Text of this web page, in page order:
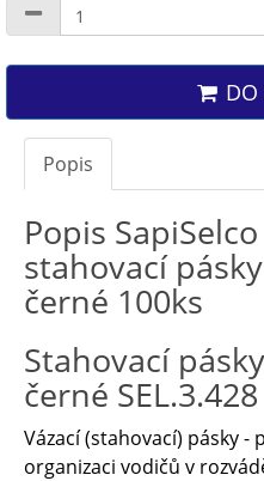
DO
Popis
Popis SapiSelco
stahovací
černé 100ks
Stahovací
černé SEL.3.428
Vázací (stahovací) pásky -
organizaci vodičů v